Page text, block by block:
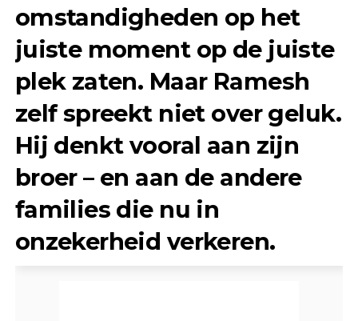
omstandigheden op het
juiste moment op de juiste
plek zaten. Maar Ramesh
zelf spreekt niet over geluk.
Hij denkt vooral aan zijn
broer – en aan de andere
families die nu in
onzekerheid verkeren.